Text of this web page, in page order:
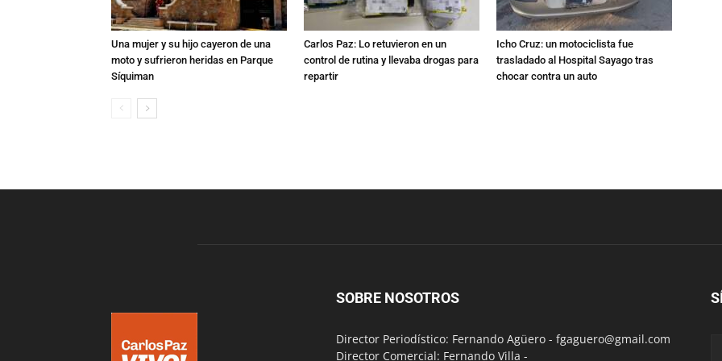
Una mujer y su hijo cayeron de una
moto y sufrieron heridas en Parque
Síquiman
Carlos Paz: Lo retuvieron en un
control de rutina y llevaba drogas para
repartir
Icho Cruz: un motociclista fue
trasladado al Hospital Sayago tras
chocar contra un auto
SOBRE NOSOTROS
Director Periodístico: Fernando Agüero - fgaguero@gmail.com
Director Comercial: Fernando Villa -